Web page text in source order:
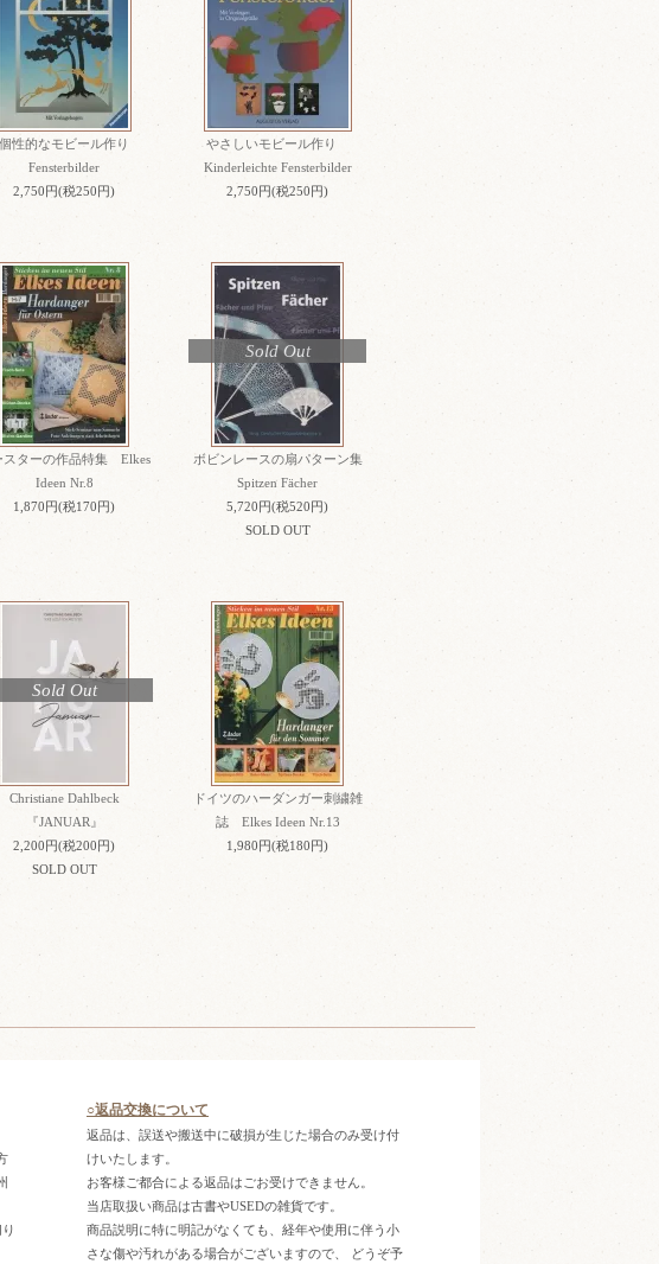
個性的なモビール作り
Fensterbilder
2,750円(税250円)
やさしいモビール作り
Kinderleichte Fensterbilder
2,750円(税250円)
スターの作品特集 Elkes
Ideen Nr.8
1,870円(税170円)
Sold Out
ボビンレースの扇パターン集
Spitzen Fächer
5,720円(税520円)
SOLD OUT
Sold Out
Christiane Dahlbeck
『JANUAR』
2,200円(税200円)
SOLD OUT
ドイツのハーダンガー刺繍雑
誌 Elkes Ideen Nr.13
1,980円(税180円)
○返品交換について
返品は、誤送や搬送中に破損が生じた場合のみ受け付
けいたします。
お客様ご都合による返品はごお受けできません。
当店取扱い商品は古書やUSEDの雑貨です。
商品説明に特に明記がなくても、経年や使用に伴う小
さな傷や汚れがある場合がございますので、 どうぞ予